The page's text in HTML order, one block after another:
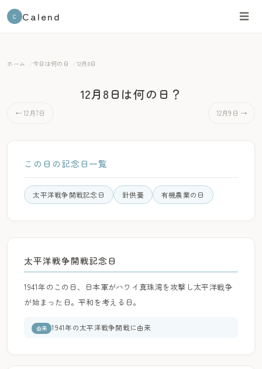
C Calend ☰
ホーム 今日は何の日 12月8日
← 12月7日
12月8日は何の日？
12月9日 →
この日の記念日一覧
太平洋戦争開戦記念日 針供養 有機農業の日
太平洋戦争開戦記念日
1941年のこの日、日本軍がハワイ真珠湾を攻撃し太平洋戦争
が始まった日。平和を考える日。
由来 1941年の太平洋戦争開戦に由来